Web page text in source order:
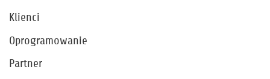
Klienci
Oprogramowanie
Partner